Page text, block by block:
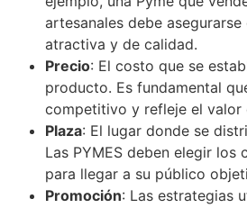
artesanales debe
atractiva y de calidad.
Precio: El costo que se
producto. Es fundamental
competitivo y refleje el valor
Plaza: El lugar donde se
Las PYMES deben elegir los
para llegar a su público
Promoción: Las estrategias